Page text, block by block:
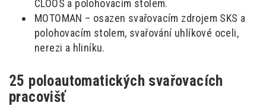
CLOOS a polohovacím stolem.
MOTOMAN – osazen svařovacím zdrojem SKS a
polohovacím stolem, svařování uhlíkové oceli,
nerezi a hliníku.
25 poloautomatických svařovacích
pracovišť